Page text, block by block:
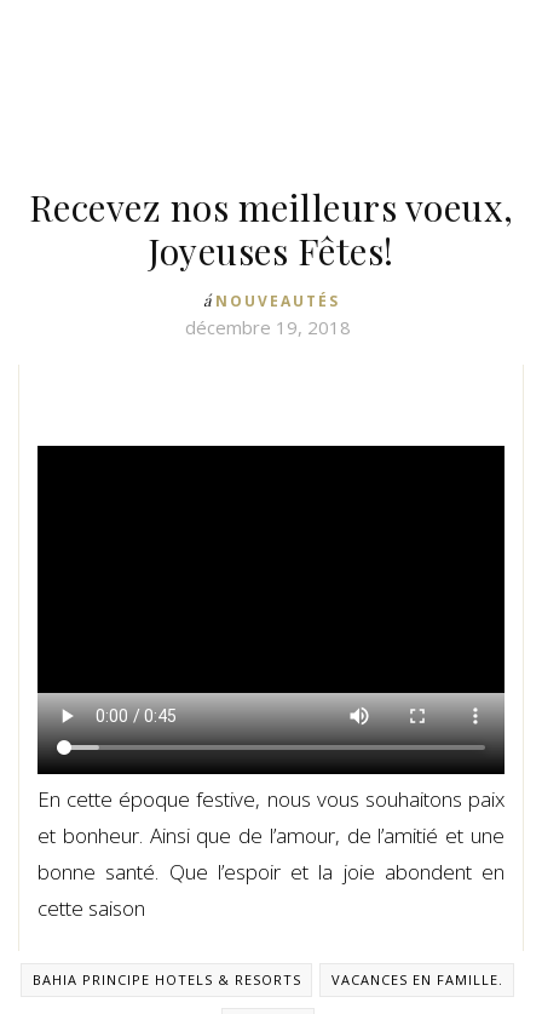
Recevez nos meilleurs voeux,
Joyeuses Fêtes!
á NOUVEAUTÉS
décembre 19, 2018
En cette époque festive, nous vous souhaitons paix
et bonheur. Ainsi que de l’amour, de l’amitié et une
bonne santé. Que l’espoir et la joie abondent en
cette saison
BAHIA PRINCIPE HOTELS & RESORTS VACANCES EN FAMILLE.